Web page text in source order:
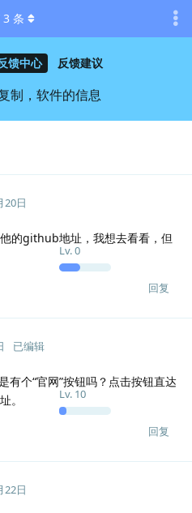
馈中心 反馈建议
制，软件的信息
3 条
Lv.0
20日
的github地址，我想去看看，但
回复
Lv. 10
已编辑
有个“官网”按钮吗？点击按钮直达
。
回复
22日